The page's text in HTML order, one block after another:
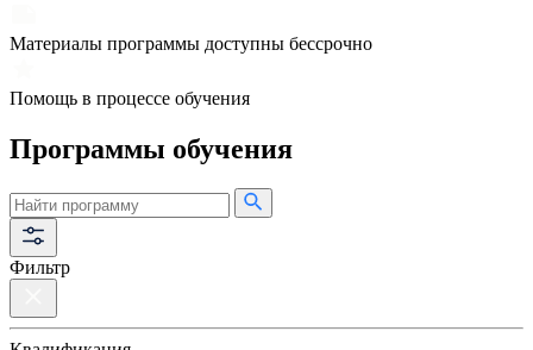
Материалы программы доступны бессрочно
Помощь в процессе обучения
Программы обучения
Фильтр